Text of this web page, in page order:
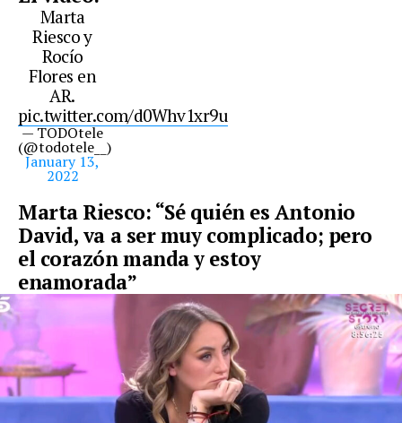
Marta
Riesco y
Rocío
Flores en
AR.
pic.twitter.com/d0Whv1xr9u
— TODOtele
(@todotele__)
January 13,
2022
Marta Riesco: “Sé quién es Antonio
David, va a ser muy complicado; pero
el corazón manda y estoy
enamorada”